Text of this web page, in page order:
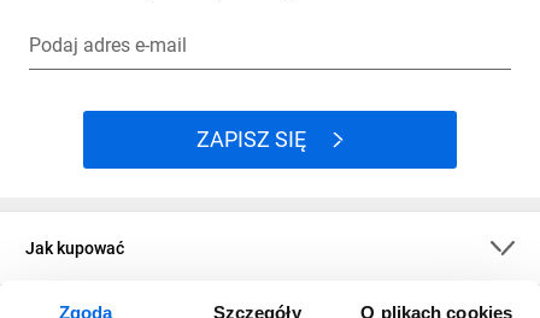
Zgoda Szczegóły O plikach cookies
Podaj adres e-mail
ZAPISZ SIĘ
Jak kupować